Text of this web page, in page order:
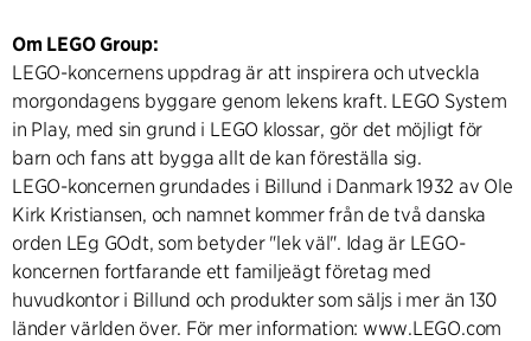
Om LEGO Group:
LEGO-koncernens uppdrag är att inspirera och utveckla
morgondagens byggare genom lekens kraft. LEGO System
in Play, med sin grund i LEGO klossar, gör det möjligt för
barn och fans att bygga allt de kan föreställa sig.
LEGO-koncernen grundades i Billund i Danmark 1932 av Ole
Kirk Kristiansen, och namnet kommer från de två danska
orden LEg GOdt, som betyder "lek väl". Idag är LEGO-
koncernen fortfarande ett familjeägt företag med
huvudkontor i Billund och produkter som säljs i mer än 130
länder världen över. För mer information: www.LEGO.com